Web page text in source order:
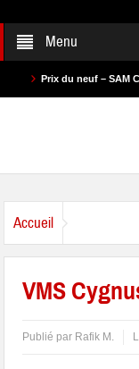
Menu
du neuf – SAM Cycle 2024
Accueil
VMS
Publié par Rafik M.